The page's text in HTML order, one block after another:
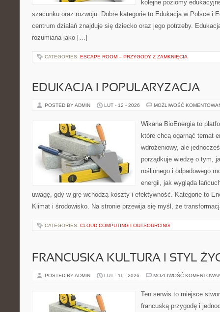
kolejne poziomy
szacunku oraz rozwoju. Dobre kategorie to Edukacja w Polsce i
centrum działań znajduje się dziecko oraz jego potrzeby.
rozumiana jako […]
CATEGORIES: ESCAPE ROOM – PRZYGODY Z ZAMKNIĘCIA
EDUKACJA I POPULARYZACJA
POSTED BY ADMIN LUT - 12 - 2026 MOŻLIWOŚĆ
Wikana BioEnergia to
które chcą ogarnąć temat
wdrożeniowy, ale
porządkuje wiedzę o tym,
roślinnego i odpadowego
energii, jak wygląda
uwagę, gdy w grę wchodzą koszty i efektywność. Kategorie to
Klimat i środowisko. Na stronie przewija się myśl, że
CATEGORIES: CLOUD COMPUTING I OUTSOURCING
FRANCUSKA KULTURA I STYL
POSTED BY ADMIN LUT - 11 - 2026 MOŻLIWOŚĆ
Ten serwis to miejsce
francuską przygodę i